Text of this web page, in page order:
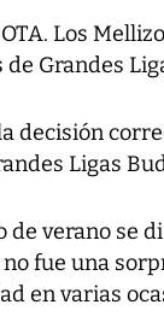
Los
Grandes
decisión
Ligas
de verano se
fue una
en varias